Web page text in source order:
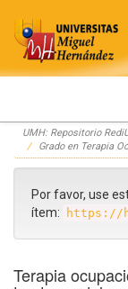
Skip
navigation
UMH: Repositorio
Grado en Terapia
Por favor, use
ítem:
https://
Terapia